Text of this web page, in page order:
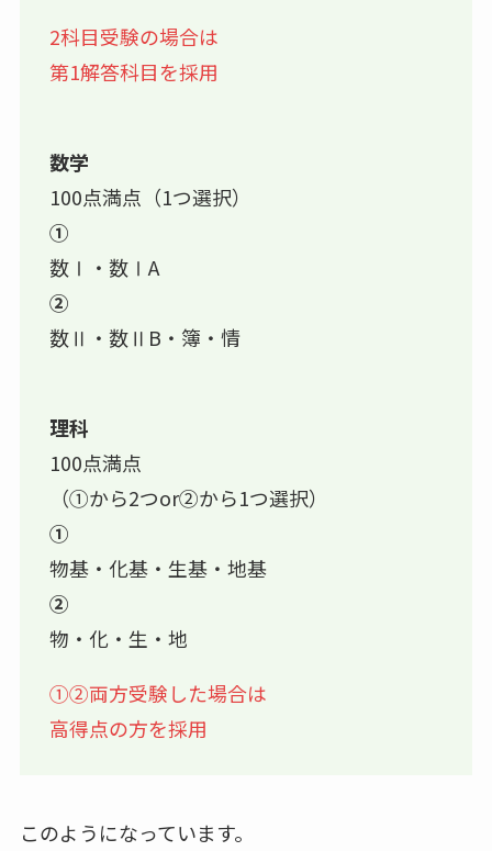
2科目受験の場合は
第1解答科目を採用
数学
100点満点（1つ選択）
①
数Ⅰ・数ⅠA
②
数Ⅱ・数ⅡB・簿・情
理科
100点満点
（①から2つor②から1つ選択）
①
物基・化基・生基・地基
②
物・化・生・地
①②両方受験した場合は
高得点の方を採用
このようになっています。